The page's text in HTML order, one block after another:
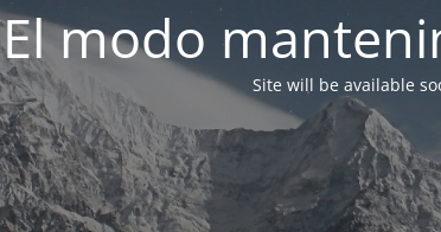
El modo
Site will be available